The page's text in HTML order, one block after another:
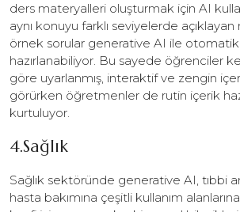
ders materyalleri oluşturmak için AI
aynı konuyu farklı seviyelerde
örnek sorular generative AI ile
hazırlanabiliyor. Bu sayede öğrenciler
göre uyarlanmış, interaktif ve zengin
görürken öğretmenler de rutin içerik
kurtuluyor.
4.Sağlık
Sağlık sektöründe generative AI, tıbbi
hasta bakımına çeşitli kullanım